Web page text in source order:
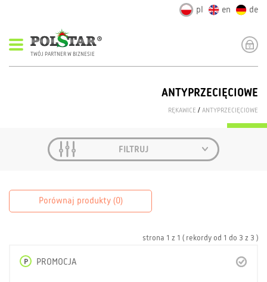
pl en de
TWÓJ PARTNER W BIZNESIE
ANTYPRZECIĘCIOWE
RĘKAWICE / ANTYPRZECIĘCIOWE
FILTRUJ
Porównaj produkty (0)
strona 1 z 1 ( rekordy od 1 do 3 z 3 )
P PROMOCJA